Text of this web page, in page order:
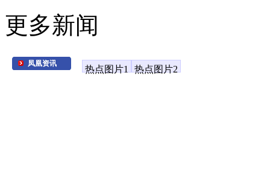
更多新闻
凤凰资讯
热点图片1 热点图片2